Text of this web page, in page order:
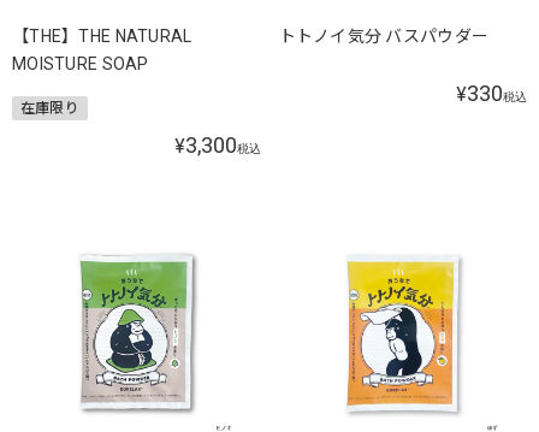
【THE】THE NATURAL
MOISTURE SOAP
在庫限り
¥3,300税込
トトノイ気分 バスパウダー
¥330税込